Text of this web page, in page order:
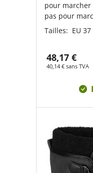
pour marcher
pas pour
Tailles: EU
48,17 €
40,14 € sans TVA